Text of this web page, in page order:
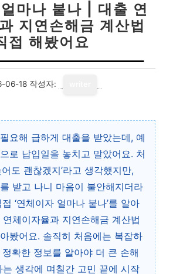
마나 붙나 | 대출 연
지연손해금 계산법
접 해봤어요
06-18 작성자:
요해 급하게 대출을 받았는데, 예
로 납입일을 놓치고 말았어요. 처
도 괜찮겠지’라고 생각했지만,
받고 나니 마음이 불안해지더라
‘연체이자 얼마나 붙나’를 알아
체이자율과 지연손해금 계산법
봤어요. 솔직히 처음에는 복잡하
확한 정보를 알아야 더 큰 손해
생각에 며칠간 고민 끝에 시작